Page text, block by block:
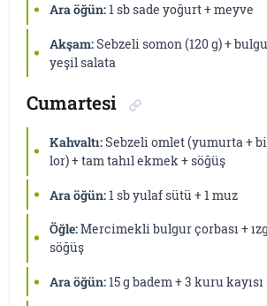
Ara öğün:1 sb sade yoğurt + meyve
Akşam:Sebzeli somon (120 g) +
yeşil salata
Cumartesi
Kahvaltı:Sebzeli omlet (yumurta +
lor) + tam tahıl ekmek + söğüş
Ara öğün:1 sb yulaf sütü + 1 muz
Öğle:Mercimekli bulgur çorbası +
söğüş
Ara öğün:15 g badem + 3 kuru kayısı